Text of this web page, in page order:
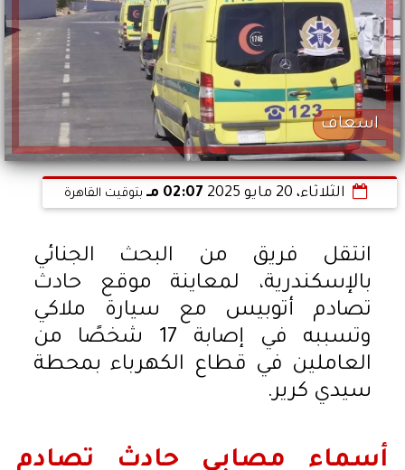
اسعاف
الثلاثاء، 20 مايو 2025 02:07 مـ بتوقيت القاهرة
انتقل فريق من البحث الجنائي
بالإسكندرية، لمعاينة موقع حادث
تصادم أتوبيس مع سيارة ملاكي
وتسببه في إصابة 17 شخصًا من
العاملين في قطاع الكهرباء بمحطة
سيدي كرير.
أسماء مصابي حادث تصادم